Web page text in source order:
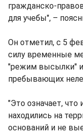
гражданско-
для учебы", –
Он отметил, с 5
силу временные
"режим высылки"
пребывающих
"Это означает,
находились на
оснований и не